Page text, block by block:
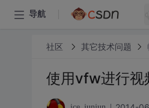
导航
社区 其它技术问题
使用vfw进行视